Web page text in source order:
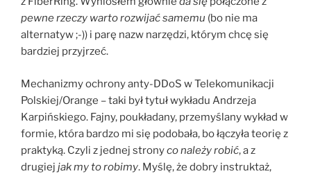
pewne rzeczy warto rozwijać samemu (bo nie ma
alternatyw ;-)) i parę nazw narzędzi, którym chcę się
bardziej przyjrzeć.
Mechanizmy ochrony anty-DDoS w Telekomunikacji
Polskiej/Orange – taki był tytuł wykładu Andrzeja
Karpińskiego. Fajny, poukładany, przemyślany wykład w
formie, która bardzo mi się podobała, bo łączyła teorię z
praktyką. Czyli z jednej stronyco należy robić, a z
drugiej jak my to robimy. Myślę, że dobry instruktaż,